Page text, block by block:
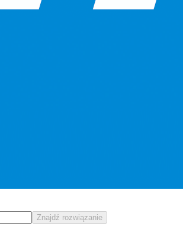
Znajdź rozwiązanie